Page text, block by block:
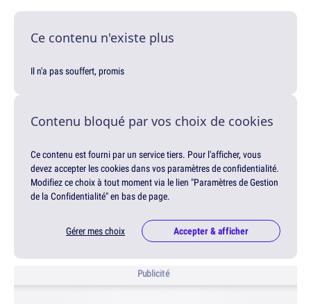
Ce contenu n'existe plus
Il n'a pas souffert, promis
Contenu bloqué par vos choix de cookies
Ce contenu est fourni par un service tiers. Pour l'afficher, vous
devez accepter les cookies dans vos paramètres de confidentialité.
Modifiez ce choix à tout moment via le lien "Paramètres de Gestion
de la Confidentialité" en bas de page.
Gérer mes choix Accepter & afficher
Publicité